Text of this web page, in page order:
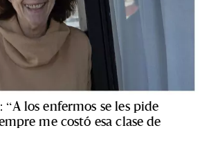
“A los enfermos se les pide
me costó esa clase de